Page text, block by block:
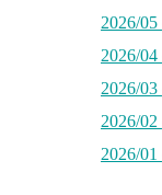
2026/05
2026/04
2026/03
2026/02
2026/01